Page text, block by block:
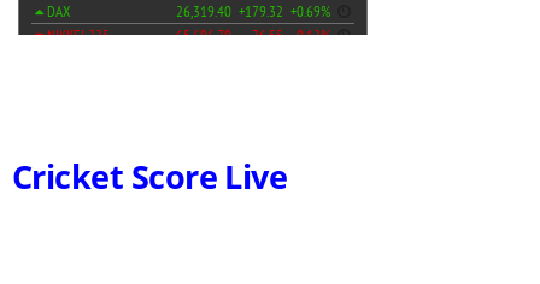
Cricket Score Live